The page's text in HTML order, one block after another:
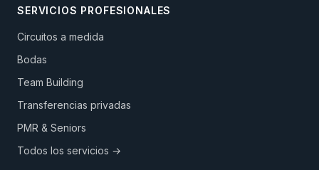
SERVICIOS PROFESIONALES
Circuitos a medida
Bodas
Team Building
Transferencias privadas
PMR & Seniors
Todos los servicios →